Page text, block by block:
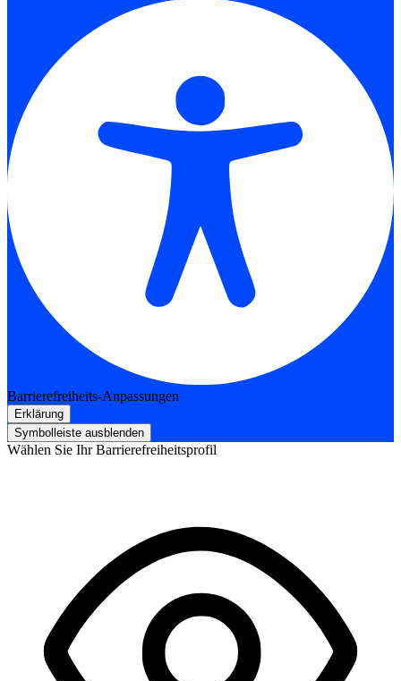
Barrierefreiheits-Anpassungen
Erklärung
Symbolleiste ausblenden
Wählen Sie Ihr Barrierefreiheitsprofil